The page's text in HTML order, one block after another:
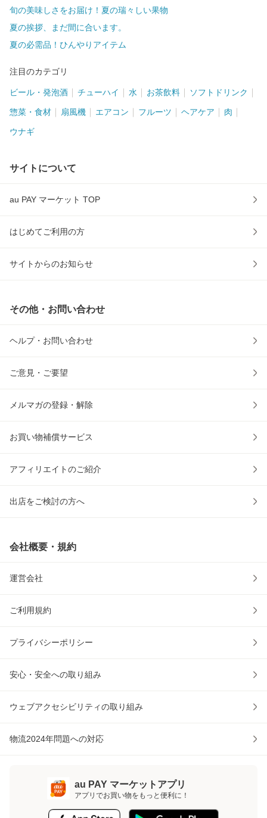
旬の美味しさをお届け！夏の瑞々しい果物
夏の挨拶、まだ間に合います。
夏の必需品！ひんやりアイテム
注目のカテゴリ
ビール・発泡酒 チューハイ 水 お茶飲料 ソフトドリンク
惣菜・食材 扇風機 エアコン フルーツ ヘアケア 肉
ウナギ
サイトについて
au PAY マーケット TOP
はじめてご利用の方
サイトからのお知らせ
その他・お問い合わせ
ヘルプ・お問い合わせ
ご意見・ご要望
メルマガの登録・解除
お買い物補償サービス
アフィリエイトのご紹介
出店をご検討の方へ
会社概要・規約
運営会社
ご利用規約
プライバシーポリシー
安心・安全への取り組み
ウェブアクセシビリティの取り組み
物流2024年問題への対応
au PAY マーケットアプリ
アプリでお買い物をもっと便利に！